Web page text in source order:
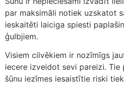
par maksimāli notiek uzskatot
ieskaitēti laiciga spiesti
ģulbjiem.
Visiem cilvēkiem ir nozīmīgs
iecere izveidot sevi pareizi.
šūnu iezīmes iesaistītie riski